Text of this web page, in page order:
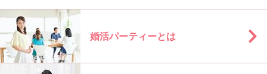
婚活パーティーとは